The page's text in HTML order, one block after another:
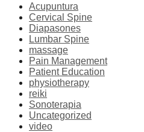
Acupuntura
Cervical Spine
Diapasones
Lumbar Spine
massage
Pain Management
Patient Education
physiotherapy
reiki
Sonoterapia
Uncategorized
video